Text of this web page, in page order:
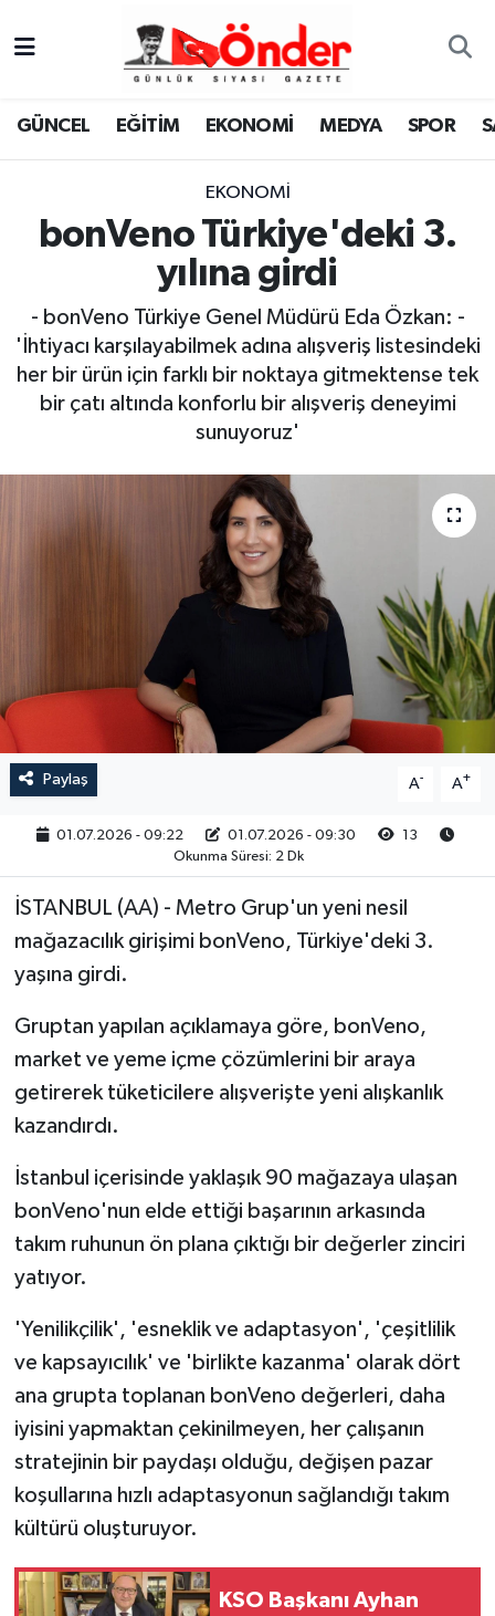
GÜNCEL EĞİTİM EKONOMİ MEDYA SPOR
EKONOMİ
bonVeno Türkiye'deki 3.
yılına girdi
- bonVeno Türkiye Genel Müdürü Eda Özkan: -
'İhtiyacı karşılayabilmek adına alışveriş listesindeki
her bir ürün için farklı bir noktaya gitmektense tek
bir çatı altında konforlu bir alışveriş deneyimi
sunuyoruz'
Paylaş A- A+
01.07.2026 - 09:22 01.07.2026 - 09:30
13
Okunma Süresi: 2 Dk
İSTANBUL (AA) - Metro Grup'un yeni nesil
mağazacılık girişimi bonVeno, Türkiye'deki 3.
yaşına girdi.
Gruptan yapılan açıklamaya göre, bonVeno,
market ve yeme içme çözümlerini bir araya
getirerek tüketicilere alışverişte yeni alışkanlık
kazandırdı.
İstanbul içerisinde yaklaşık 90 mağazaya ulaşan
bonVeno'nun elde ettiği başarının arkasında
takım ruhunun ön plana çıktığı bir değerler zinciri
yatıyor.
'Yenilikçilik', 'esneklik ve adaptasyon', 'çeşitlilik
ve kapsayıcılık' ve 'birlikte kazanma' olarak dört
ana grupta toplanan bonVeno değerleri, daha
iyisini yapmaktan çekinilmeyen, her çalışanın
stratejinin bir paydaşı olduğu, değişen pazar
koşullarına hızlı adaptasyonun sağlandığı takım
kültürü oluşturuyor.
KSO Başkanı Ayhan
GÜNCEL
MEDYA
SPOR
SAĞLIK
YAŞAM
RESMİ İLAN
Zonguldak Nöbetçi Eczaneler
Zonguldak Namaz Vakitleri
Zonguldak Trafik Yoğunluk Haritası
TFF 3.Lig 4.Grup Puan Durumu ve Fikstür
Tüm Manşetler
Haber Arşivi